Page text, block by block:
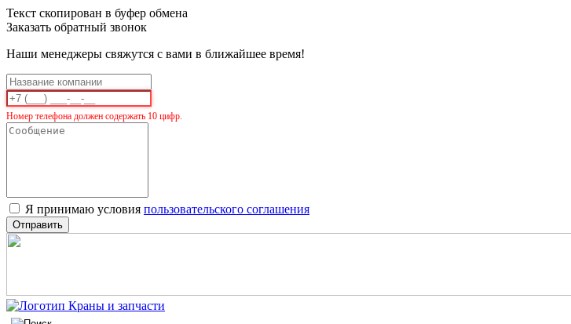
Текст скопирован в буфер обмена
Заказать обратный звонок
Наши менеджеры свяжутся с вами в ближайшее время!
Номер телефона должен содержать 10 цифр.
Я принимаю условия пользовательского соглашения
Отправить